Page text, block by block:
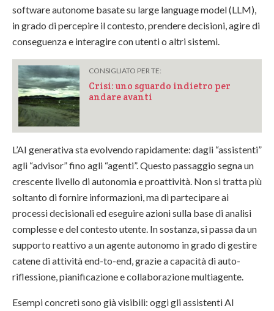
software autonome basate su large language model (LLM),
in grado di percepire il contesto, prendere decisioni, agire di
conseguenza e interagire con utenti o altri sistemi.
CONSIGLIATO PER TE:
Crisi: uno sguardo indietro per
andare avanti
L’AI generativa sta evolvendo rapidamente: dagli “assistenti”
agli “advisor” fino agli “agenti”. Questo passaggio segna un
crescente livello di autonomia e proattività. Non si tratta più
soltanto di fornire informazioni, ma di partecipare ai
processi decisionali ed eseguire azioni sulla base di analisi
complesse e del contesto utente. In sostanza, si passa da un
supporto reattivo a un agente autonomo in grado di gestire
catene di attività end-to-end, grazie a capacità di auto-
riflessione, pianificazione e collaborazione multiagente.
Esempi concreti sono già visibili: oggi gli assistenti AI